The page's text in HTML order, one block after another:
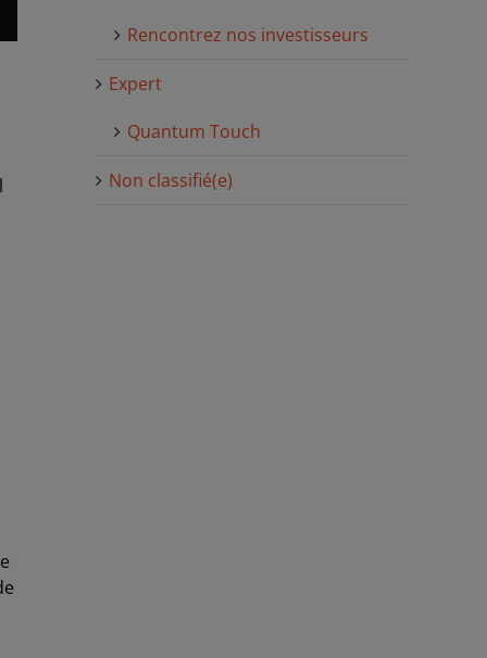
Rencontrez nos investisseurs
Expert
Quantum Touch
Non classifié(e)